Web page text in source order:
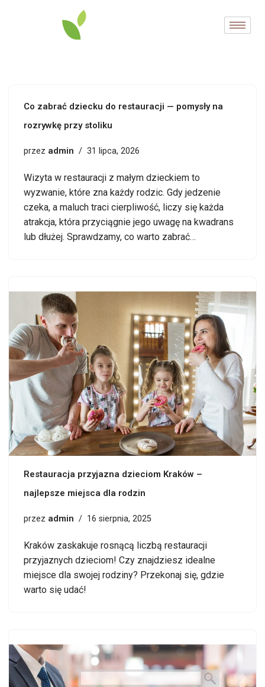
Co zabrać dziecku do restauracji — pomysły na
rozrywkę przy stoliku
przez admin 31 lipca, 2026
Wizyta w restauracji z małym dzieckiem to
wyzwanie, które zna każdy rodzic. Gdy jedzenie
czeka, a maluch traci cierpliwość, liczy się każda
atrakcja, która przyciągnie jego uwagę na kwadrans
lub dłużej. Sprawdzamy, co warto zabrać…
Restauracja przyjazna dzieciom Kraków –
najlepsze miejsca dla rodzin
przez admin 16 sierpnia, 2025
Kraków zaskakuje rosnącą liczbą restauracji
przyjaznych dzieciom! Czy znajdziesz idealne
miejsce dla swojej rodziny? Przekonaj się, gdzie
warto się udać!